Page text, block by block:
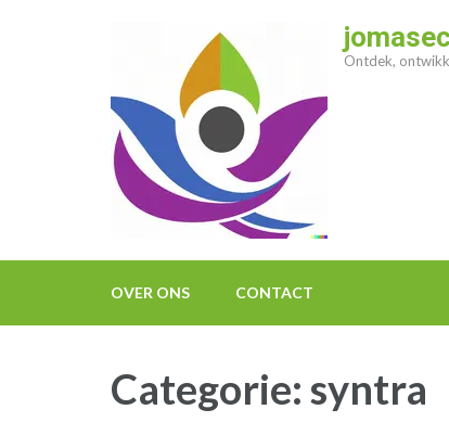
Ontdek,
OVER ONS CONTACT
Categorie:syntra